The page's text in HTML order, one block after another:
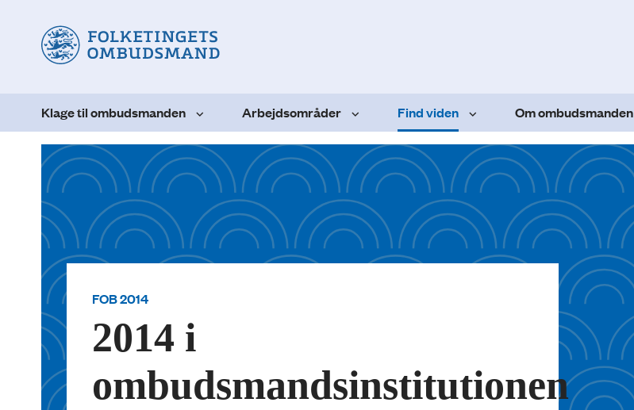
Klage til ombudsmanden Arbejdsområder Find viden Om ombudsmanden
FOB 2014
2014 i
ombudsmandsinstitutionen